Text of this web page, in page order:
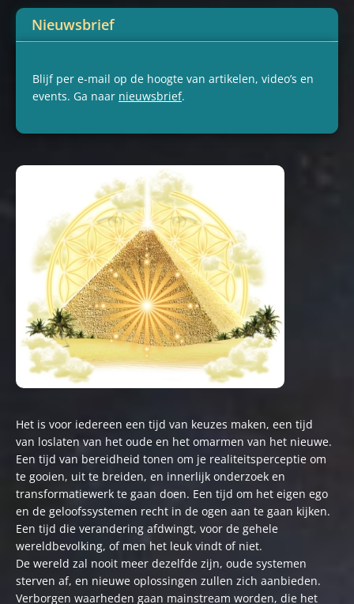
Nieuwsbrief
Blijf per e-mail op de hoogte van artikelen, video’s en
events. Ga naar nieuwsbrief.
Het is voor iedereen een tijd van keuzes maken, een tijd
van loslaten van het oude en het omarmen van het nieuwe.
Een tijd van bereidheid tonen om je realiteitsperceptie om
te gooien, uit te breiden, en innerlijk onderzoek en
transformatiewerk te gaan doen. Een tijd om het eigen ego
en de geloofssystemen recht in de ogen aan te gaan kijken.
Een tijd die verandering afdwingt, voor de gehele
wereldbevolking, of men het leuk vindt of niet.
De wereld zal nooit meer dezelfde zijn, oude systemen
sterven af, en nieuwe oplossingen zullen zich aanbieden.
Verborgen waarheden gaan mainstream worden, die het